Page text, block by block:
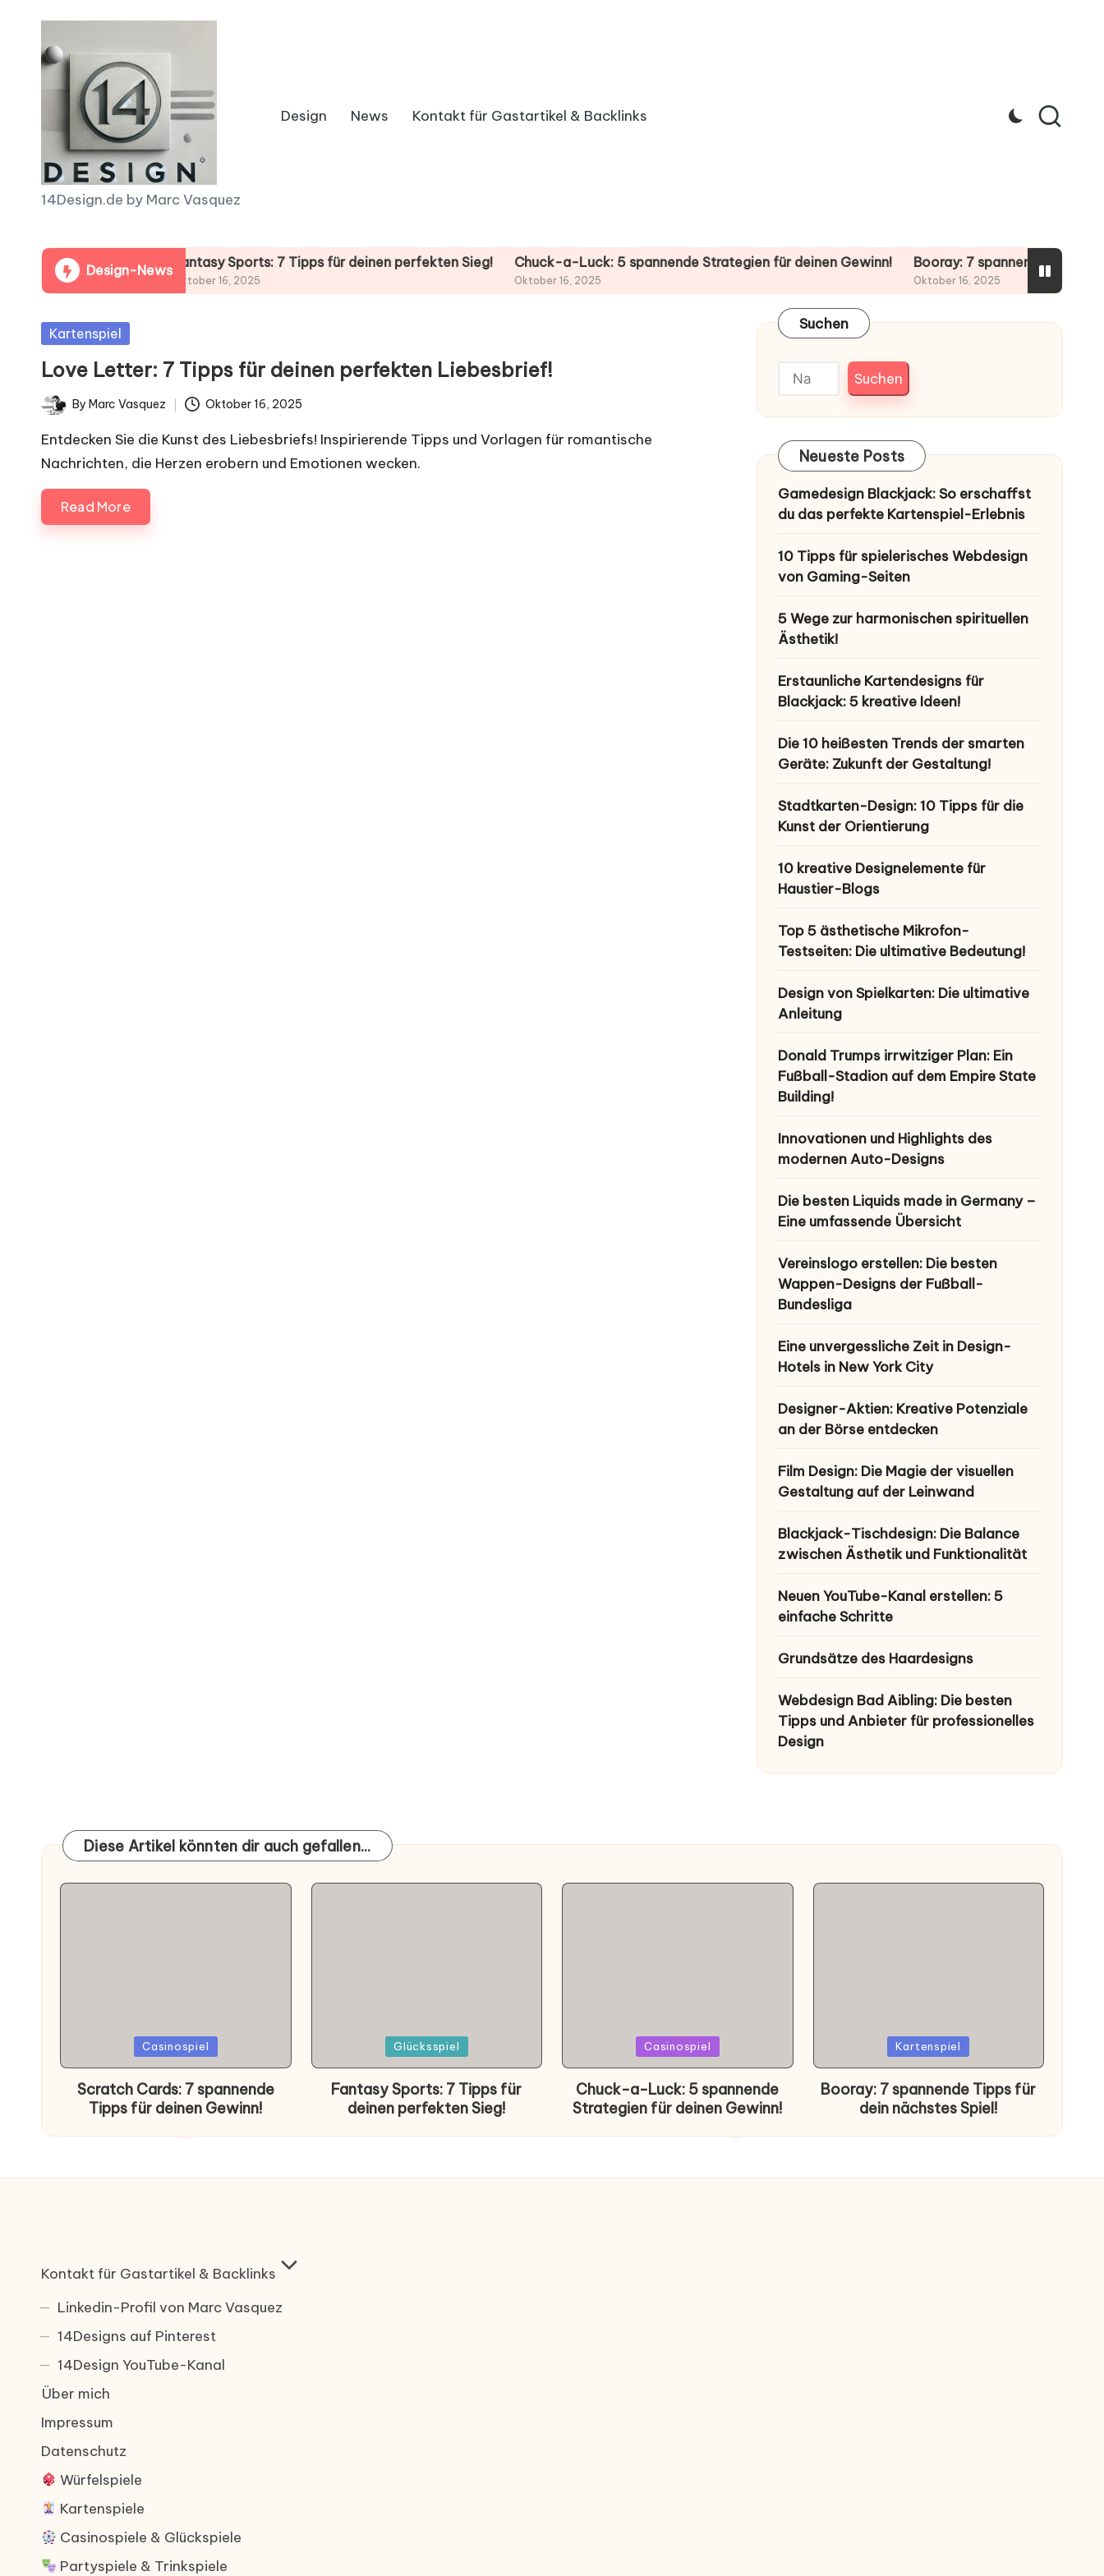
1
4
D
e
s
i
g
n
.
d
14Design.de by Marc Vasquez
Design News Kontakt für Gastartikel & Backlinks
Design-News
Gewinn! Fantasy Sports: 7 Tipps für deinen perfekten Sieg!
Oktober 16, 2025
Chuck-a-Luck: 5 spannende Strategien für deinen Gewinn!
Oktober 16, 2025
Booray: 7 spannende Tipps für dein
Oktober 16, 2025
Posted
Kartenspiel
Love Letter: 7 Tipps für deinen perfekten Liebesbrief!
Posted
by
By Marc Vasquez Oktober 16, 2025
Entdecken Sie die Kunst des Liebesbriefs! Inspirierende Tipps und Vorlagen für romantische
Nachrichten, die Herzen erobern und Emotionen wecken.
Read More
Suchen
Suchen
Neueste Posts
Gamedesign Blackjack: So erschaffst
du das perfekte Kartenspiel-Erlebnis
10 Tipps für spielerisches Webdesign
von Gaming-Seiten
5 Wege zur harmonischen spirituellen
Ästhetik!
Erstaunliche Kartendesigns für
Blackjack: 5 kreative Ideen!
Die 10 heißesten Trends der smarten
Geräte: Zukunft der Gestaltung!
Stadtkarten-Design: 10 Tipps für die
Kunst der Orientierung
10 kreative Designelemente für
Haustier-Blogs
Top 5 ästhetische Mikrofon-
Testseiten: Die ultimative Bedeutung!
Design von Spielkarten: Die ultimative
Anleitung
Donald Trumps irrwitziger Plan: Ein
Fußball-Stadion auf dem Empire State
Building!
Innovationen und Highlights des
modernen Auto-Designs
Die besten Liquids made in Germany –
Eine umfassende Übersicht
Vereinslogo erstellen: Die besten
Wappen-Designs der Fußball-
Bundesliga
Eine unvergessliche Zeit in Design-
Hotels in New York City
Designer-Aktien: Kreative Potenziale
an der Börse entdecken
Film Design: Die Magie der visuellen
Gestaltung auf der Leinwand
Blackjack-Tischdesign: Die Balance
zwischen Ästhetik und Funktionalität
Neuen YouTube-Kanal erstellen: 5
einfache Schritte
Grundsätze des Haardesigns
Webdesign Bad Aibling: Die besten
Tipps und Anbieter für professionelles
Design
Diese Artikel könnten dir auch gefallen...
in
Casinospiel
Scratch Cards: 7 spannende
Tipps für deinen Gewinn!
in
Glücksspiel
Fantasy Sports: 7 Tipps für
deinen perfekten Sieg!
in
Casinospiel
Chuck-a-Luck: 5 spannende
Strategien für deinen Gewinn!
in
Kartenspiel
Booray: 7 spannende Tipps für
dein nächstes Spiel!
Kontakt für Gastartikel & Backlinks
Linkedin-Profil von Marc Vasquez
14Designs auf Pinterest
14Design YouTube-Kanal
Über mich
Impressum
Datenschutz
Würfelspiele
Kartenspiele
Casinospiele & Glückspiele
Partyspiele & Trinkspiele